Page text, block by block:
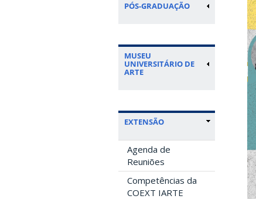
PÓS-GRADUAÇÃO
MUSEU
UNIVERSITÁRIO DE
ARTE
EXTENSÃO
Agenda de
Reuniões
Competências da
COEXT IARTE